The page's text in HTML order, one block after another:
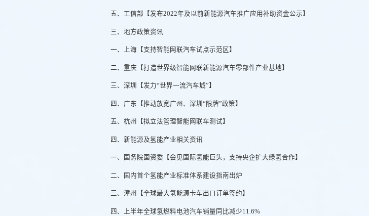
五、工信部【发布2022年及以前新能源汽车推广应用补助资金公示】
三、地方政策资讯
一、上海【支持智能网联汽车试点示范区】
二、重庆【打造世界级智能网联新能源汽车零部件产业基地】
三、深圳【发力“世界一流汽车城”】
四、广东【推动放宽广州、深圳“限牌”政策】
五、杭州【拟立法管理智能网联车测试】
四、新能源及氢能产业相关资讯
一、国务院国资委【会见国际氢能巨头，支持央企扩大绿氢合作】
二、国内首个氢能产业标准体系建设指南出炉
三、漳州【全球最大氢能源卡车出口订单签约】
四、上半年全球氢燃料电池汽车销量同比减少11.6%